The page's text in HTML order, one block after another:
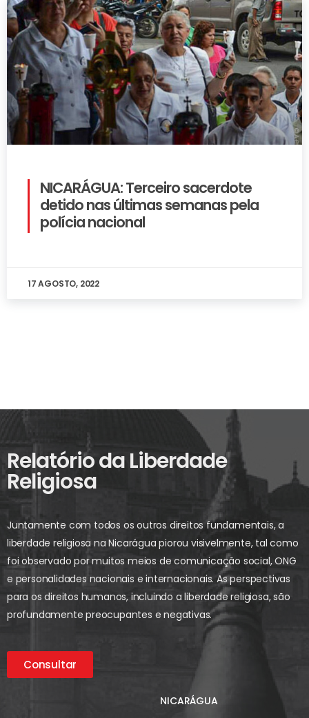
NICARÁGUA: Terceiro sacerdote
detido nas últimas semanas pela
polícia nacional
17 AGOSTO, 2022
Relatório da Liberdade
Religiosa
Juntamente com todos os outros direitos fundamentais, a
liberdade religiosa na Nicarágua piorou visivelmente, tal como
foi observado por muitos meios de comunicação social, ONG
e personalidades nacionais e internacionais. As perspectivas
para os direitos humanos, incluindo a liberdade religiosa, são
profundamente preocupantes e negativas.
Consultar
NICARÁGUA